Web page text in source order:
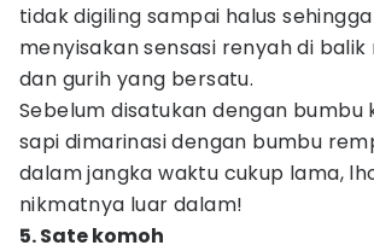
tidak digiling sampai halus
menyisakan sensasi renyah di balik
dan gurih yang bersatu.
Sebelum disatukan dengan bumbu
sapi dimarinasi dengan bumbu
dalam jangka waktu cukup lama,
nikmatnya luar dalam!
5. Sate komoh